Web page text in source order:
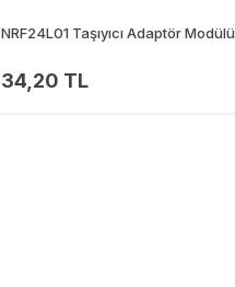
NRF24L01 Taşıyıcı Adaptör Modülü
34,20 TL